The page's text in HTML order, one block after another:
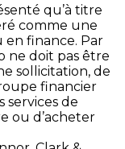
qu’à titre
comme une
en finance. Par
ne doit pas être
sollicitation, de
financier
services de
ou d’acheter